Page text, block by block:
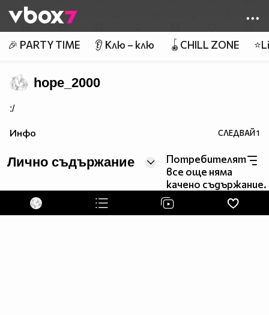
👾
🎉 PARTY TIME 👂 Клю – клю 🪀CHILL ZONE
hope_2000
:/
Инфо СЛЕДВАЙ1
Лично съдържание
Потребителят
все още няма
качено съдържание.